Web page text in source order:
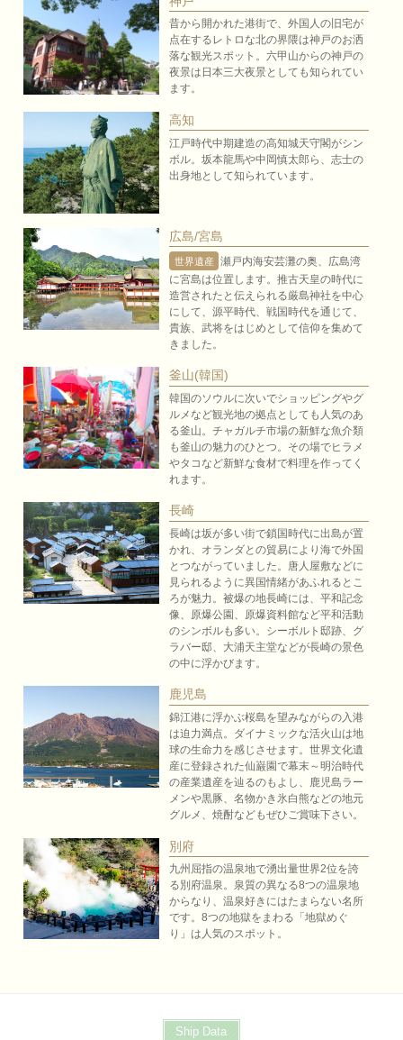
昔から開かれた港街で、外国人の旧宅が
点在するレトロな北の界隈は神戸のお洒
落な観光スポット。六甲山からの神戸の
夜景は日本三大夜景としても知られてい
ます。
高知
江戸時代中期建造の高知城天守閣がシン
ボル。坂本龍馬や中岡慎太郎ら、志士の
出身地として知られています。
広島/宮島
世界遺産
瀬戸内海安芸灘の奥、広島湾
に宮島は位置します。推古天皇の時代に
造営されたと伝えられる厳島神社を中心
にして、源平時代、戦国時代を通じて、
貴族、武将をはじめとして信仰を集めて
きました。
釜山(韓国)
韓国のソウルに次いでショッピングやグ
ルメなど観光地の拠点としても人気のあ
る釜山。チャガルチ市場の新鮮な魚介類
も釜山の魅力のひとつ。その場でヒラメ
やタコなど新鮮な食材で料理を作ってく
れます。
長崎
長崎は坂が多い街で鎖国時代に出島が置
かれ、オランダとの貿易により海で外国
とつながっていました。唐人屋敷などに
見られるように異国情緒があふれるとこ
ろが魅力。被爆の地長崎には、平和記念
像、原爆公園、原爆資料館など平和活動
のシンボルも多い。シーボルト邸跡、グ
ラバー邸、大浦天主堂などが長崎の景色
の中に浮かびます。
鹿児島
錦江港に浮かぶ桜島を望みながらの入港
は迫力満点。ダイナミックな活火山は地
球の生命力を感じさせます。世界文化遺
産に登録された仙巌園で幕末～明治時代
の産業遺産を辿るのもよし、鹿児島ラー
メンや黒豚、名物かき氷白熊などの地元
グルメ、焼酎などもぜひご賞味下さい。
別府
九州屈指の温泉地で湧出量世界2位を誇
る別府温泉。泉質の異なる8つの温泉地
からなり、温泉好きにはたまらない名所
です。8つの地獄をまわる「地獄めぐ
り」は人気のスポット。
Ship Data